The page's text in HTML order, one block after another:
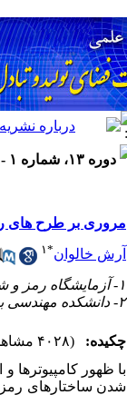
دوره ۱۳، شماره ۱ - ( ۶-۱۴۰۳ )
مروری بر طرح های
آرش خالوان*۱
۱- آزمایشگاه رمز و شناسه، دانشکده مهندسی برق، دانشگاه صنعتی خواجه نصیرالدین طوسی، تهران، ایران
۲- دانشکده مهندسی برق، دانشگاه صنعتی خواجه نصیرالدین طوسی، تهران، ایران
چکیده:
(۴۰۲۸ مشاهده)
با ظهور
شدن ساختارهای